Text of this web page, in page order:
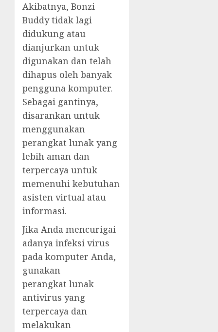
Akibatnya, Bonzi
Buddy tidak lagi
didukung atau
dianjurkan untuk
digunakan dan telah
dihapus oleh banyak
pengguna komputer.
Sebagai gantinya,
disarankan untuk
menggunakan
perangkat lunak yang
lebih aman dan
terpercaya untuk
memenuhi kebutuhan
asisten virtual atau
informasi.
Jika Anda mencurigai
adanya infeksi virus
pada komputer Anda,
gunakan
perangkat lunak
antivirus yang
terpercaya dan
melakukan